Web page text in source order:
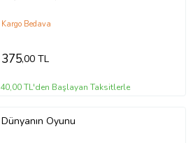
Kargo Bedava
375,00 TL
40,00 TL'den Başlayan Taksitlerle
Dünyanın Oyunu